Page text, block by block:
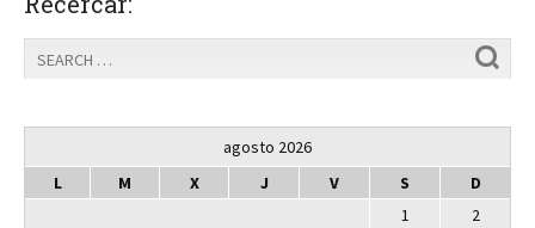
agosto 2026
L
M X J V S
D
1
2